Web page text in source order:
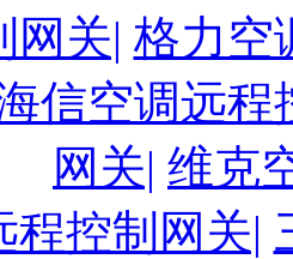
网关| 格力空
信空调远程
网关| 维克
程控制网关|